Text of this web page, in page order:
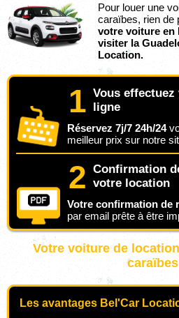
Pour louer une
caraïbes, rien de
votre voiture en
visiter la
Location.
1 Vous
ligne
Réservez 7j/7 24h/24
meilleur prix sur notre
2 Confirmation
votre location
Votre confirmation de
par email prête à être
Votre voiture de
Les avantages Bel'Car